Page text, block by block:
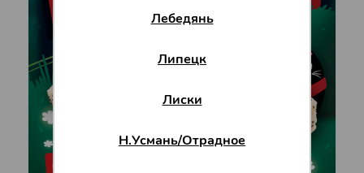
Лебедянь
Липецк
Лиски
Н.Усмань/Отрадное